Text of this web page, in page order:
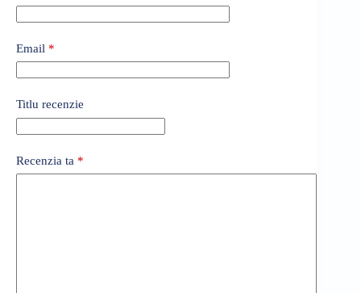
Email *
Titlu recenzie
Recenzia ta *